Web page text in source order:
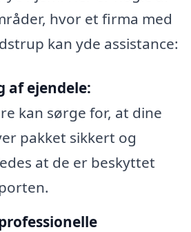
hvor et firma med
kan yde assistance:
af ejendele:
kan sørge for, at dine
pakket sikkert og
at de er beskyttet